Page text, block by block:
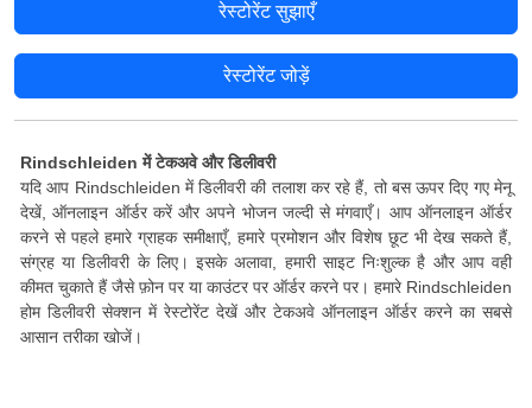
रेस्टोरेंट सुझाएँ
रेस्टोरेंट जोड़ें
Rindschleiden में टेकअवे और डिलीवरी
यदि आप Rindschleiden में डिलीवरी की तलाश कर रहे हैं, तो बस ऊपर दिए गए मेनू
देखें, ऑनलाइन ऑर्डर करें और अपने भोजन जल्दी से मंगवाएँ। आप ऑनलाइन ऑर्डर
करने से पहले हमारे ग्राहक समीक्षाएँ, हमारे प्रमोशन और विशेष छूट भी देख सकते हैं,
संग्रह या डिलीवरी के लिए। इसके अलावा, हमारी साइट निःशुल्क है और आप वही
कीमत चुकाते हैं जैसे फ़ोन पर या काउंटर पर ऑर्डर करने पर। हमारे Rindschleiden
होम डिलीवरी सेक्शन में रेस्टोरेंट देखें और टेकअवे ऑनलाइन ऑर्डर करने का सबसे
आसान तरीका खोजें।